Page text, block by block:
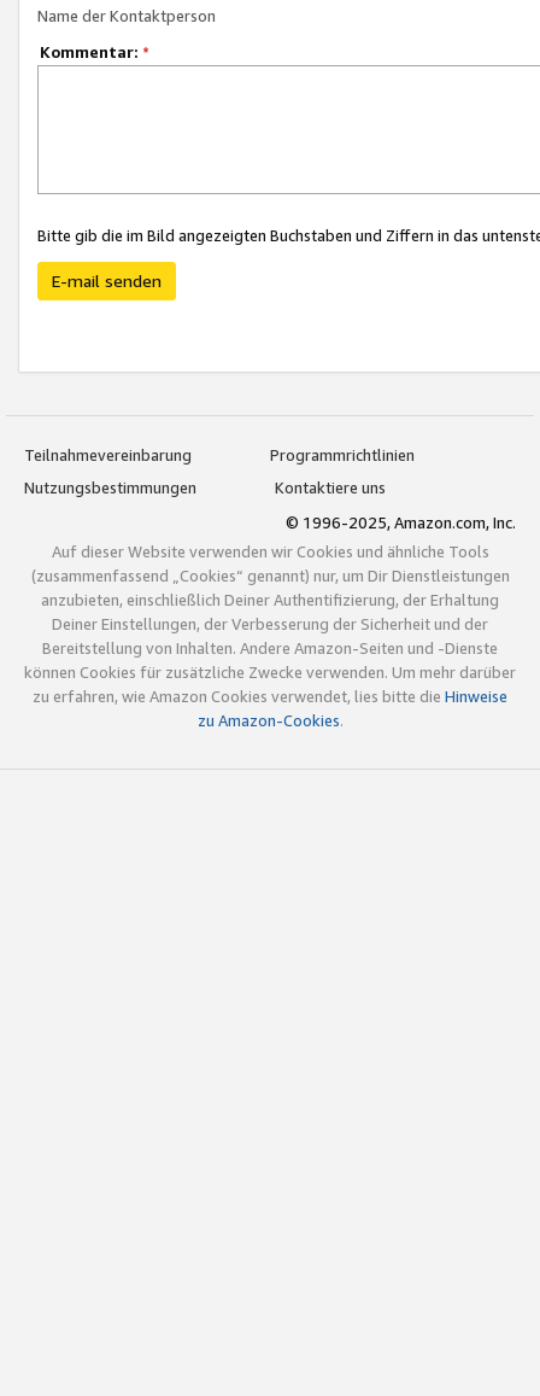
Name der Kontaktperson
Kommentar: *
Bitte gib die im Bild angezeigten Buchstaben und Ziffern in das
E-mail senden
Teilnahmevereinbarung
Programmrichtlinien
Nutzungsbestimmungen
Kontaktiere uns
© 1996-2025, Amazon.com, Inc.
Auf dieser Website verwenden wir Cookies und ähnliche Tools
(zusammenfassend „Cookies“ genannt) nur, um Dir Dienstleistungen
anzubieten, einschließlich Deiner Authentifizierung, der Erhaltung
Deiner Einstellungen, der Verbesserung der Sicherheit und der
Bereitstellung von Inhalten. Andere Amazon-Seiten und -Dienste
können Cookies für zusätzliche Zwecke verwenden. Um mehr darüber
zu erfahren, wie Amazon Cookies verwendet, lies bitte die Hinweise
zu Amazon-Cookies.